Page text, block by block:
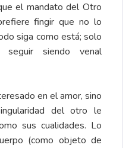
el mandato del Otro
fingir que no lo
siga como está; solo
siendo venal
en el amor, sino
del otro le
sus cualidades. Lo
(como objeto de